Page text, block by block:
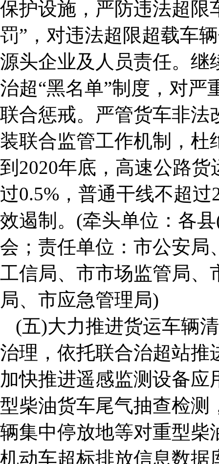
保护设施，严防违法超限
罚”，对违法超限超载车
源头企业及人员责任。继
治超“黑名单”制度，对
联合惩戒。严管货车非法
装联合监管工作机制，杜
到2020年底，高速公路
过0.5%，普通干线不超
效遏制。(牵头单位：各
会；责任单位：市公安局
工信局、市市场监管局、
局、市应急管理局)
(五)大力推进货运车辆
治理，依托联合治超站推
加快推进遥感监测设备
型柴油货车尾气抽查检测
辆集中停放地等对重型柴
机动车超标排放信息数据